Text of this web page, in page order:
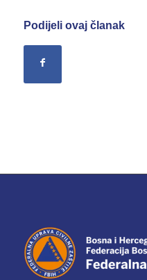
Podijeli ovaj članak